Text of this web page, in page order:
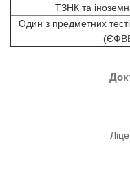
ТЗНК та
Один з предметних